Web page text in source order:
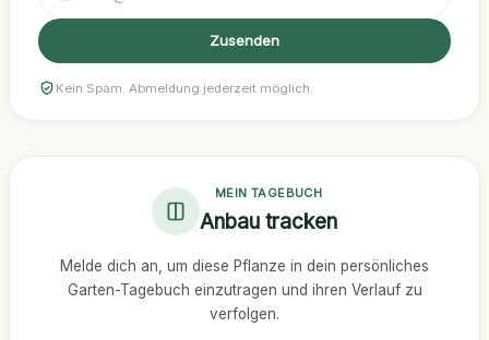
Zusenden
Kein Spam. Abmeldung jederzeit möglich.
MEIN TAGEBUCH
Anbau tracken
Melde dich an, um diese Pflanze in dein persönliches
Garten-Tagebuch einzutragen und ihren Verlauf zu
verfolgen.